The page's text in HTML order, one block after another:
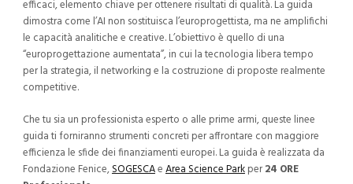
efficaci, elemento chiave per ottenere risultati di qualità. La guida
dimostra come l’AI non sostituisca l’europrogettista, ma ne amplifichi
le capacità analitiche e creative. L’obiettivo è quello di una
“europrogettazione aumentata”, in cui la tecnologia libera tempo
per la strategia, il networking e la costruzione di proposte realmente
competitive.
Che tu sia un professionista esperto o alle prime armi, queste linee
guida ti forniranno strumenti concreti per affrontare con maggiore
efficienza le sfide dei finanziamenti europei. La guida è realizzata da
Fondazione Fenice,SOGESCAeArea Science Parkper24 ORE